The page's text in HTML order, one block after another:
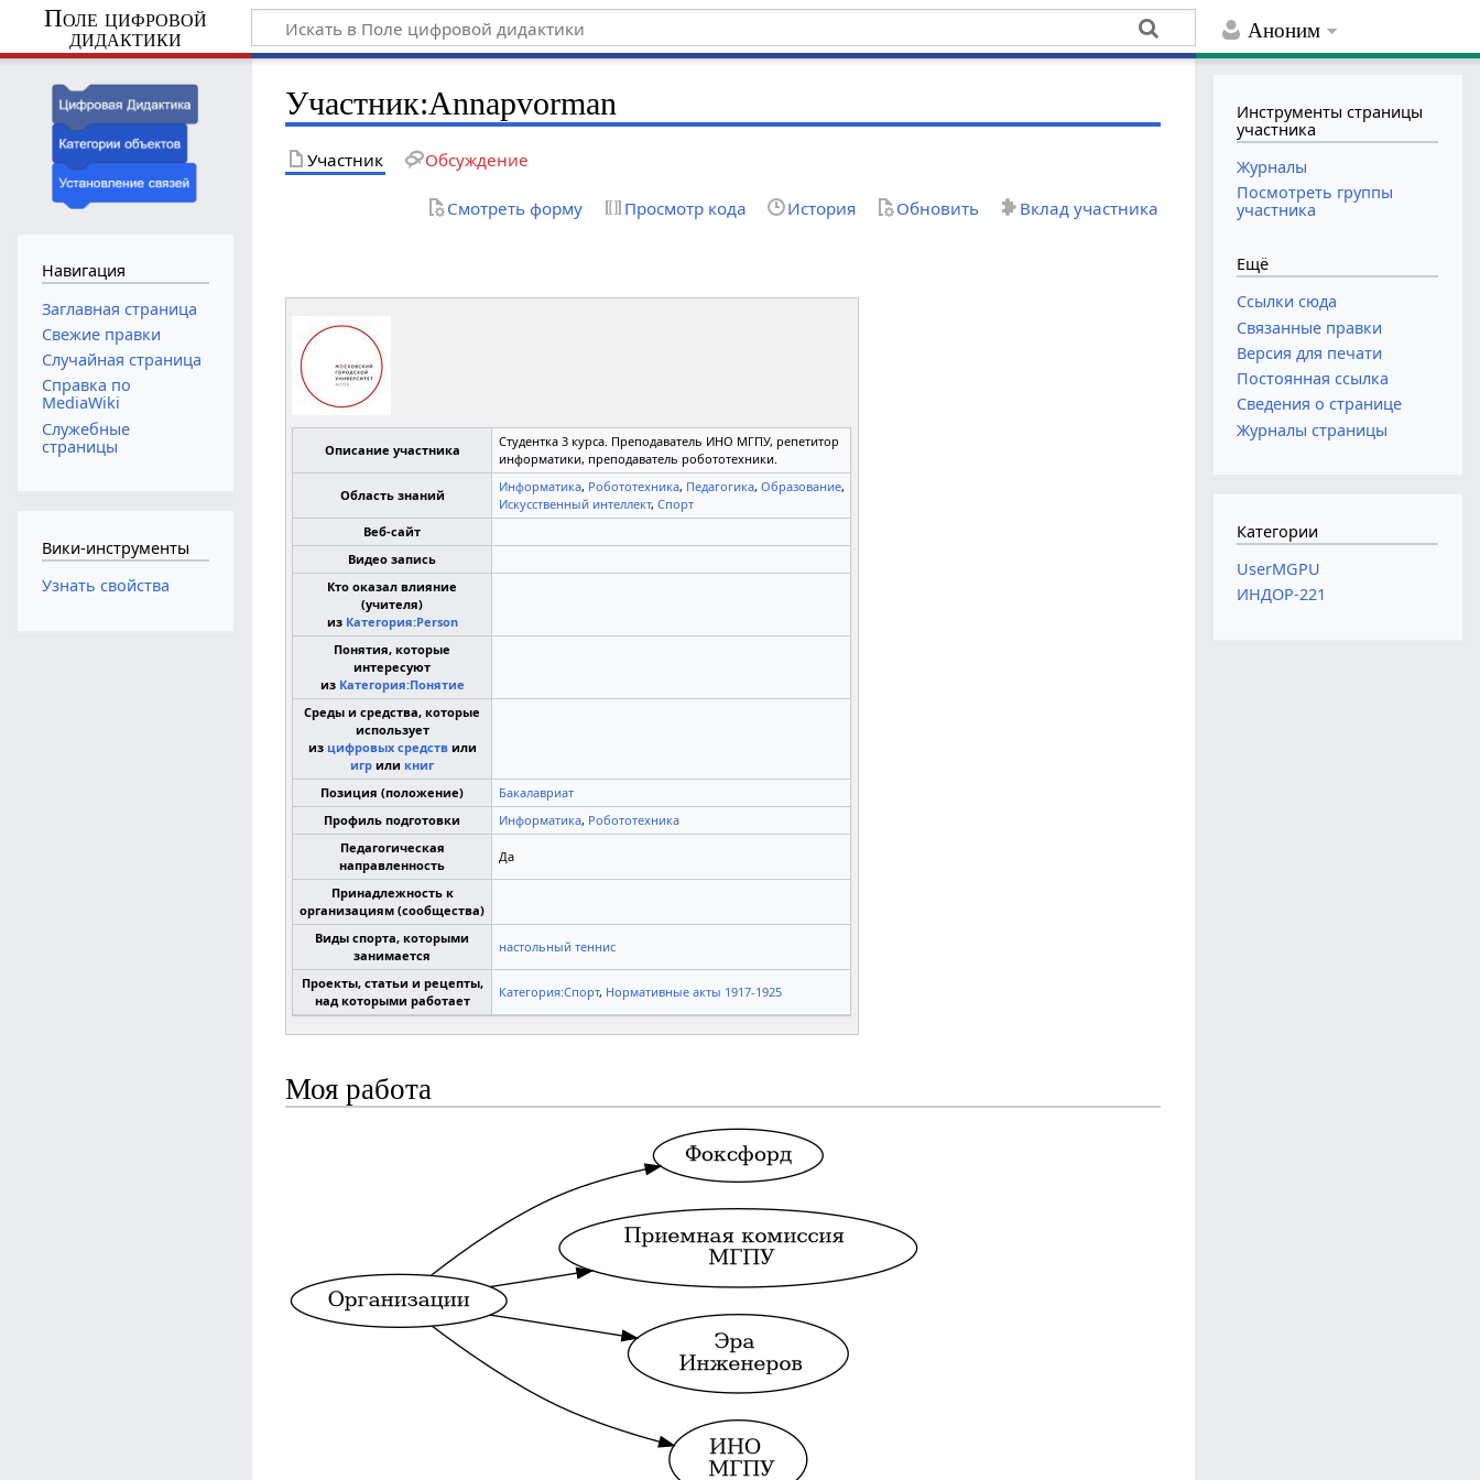
Аноним
Поле цифровой
дидактики
Участник:Annapvorman
Участник Обсуждение
Смотреть форму Просмотр кода История Обновить Вклад участника
Описание участника
Студентка 3 курса. Преподаватель ИНО МГПУ, репетитор
информатики, преподаватель робототехники.
Область знаний
Информатика, Робототехника, Педагогика, Образование,
Искусственный интеллект, Спорт
Веб-сайт
Видео запись
Кто оказал влияние
(учителя)
из Категория:Person
Понятия, которые
интересуют
из Категория:Понятие
Среды и средства, которые
использует
из цифровых средствили
игр иликниг
Позиция (положение)
Бакалавриат
Профиль подготовки
Информатика, Робототехника
Педагогическая
направленность
Да
Принадлежность к
организациям (сообщества)
Виды спорта, которыми
занимается
настольный теннис
Проекты, статьи и рецепты,
над которыми работает
Категория:Спорт, Нормативные акты 1917-1925
Моя работа
Навигация
Заглавная страница
Свежие правки
Случайная страница
Справка по
MediaWiki
Служебные
страницы
Вики-инструменты
Узнать свойства
Инструменты страницы
участника
Журналы
Посмотреть группы
участника
Ещё
Ссылки сюда
Связанные правки
Версия для печати
Постоянная ссылка
Сведения о странице
Журналы страницы
Категории
UserMGPU
ИНДОР-221